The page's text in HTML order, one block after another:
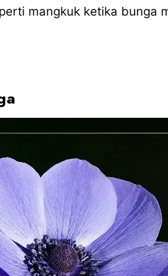
mangkuk ketika bunga